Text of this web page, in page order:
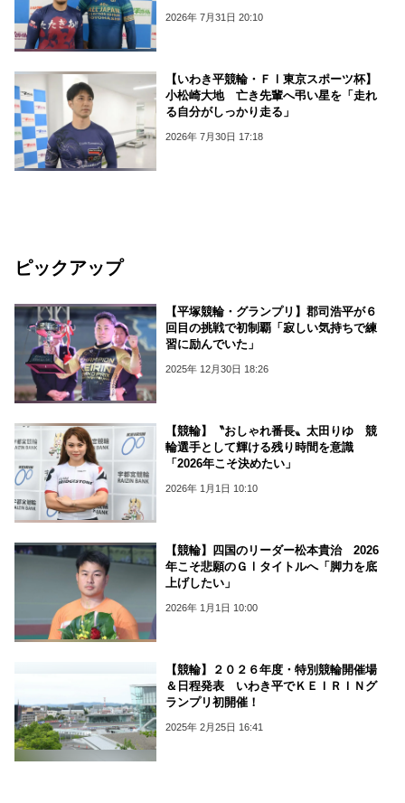
2026年 7月31日 20:10
【いわき平競輪・ＦⅠ東京スポーツ杯】
小松崎大地 亡き先輩へ弔い星を「走れ
る自分がしっかり走る」
2026年 7月30日 17:18
ピックアップ
【平塚競輪・グランプリ】郡司浩平が６
回目の挑戦で初制覇「寂しい気持ちで練
習に励んでいた」
2025年 12月30日 18:26
【競輪】〝おしゃれ番長〟太田りゆ 競
輪選手として輝ける残り時間を意識
「2026年こそ決めたい」
2026年 1月1日 10:10
【競輪】四国のリーダー松本貴治 2026
年こそ悲願のＧⅠタイトルへ「脚力を底
上げしたい」
2026年 1月1日 10:00
【競輪】２０２６年度・特別競輪開催場
＆日程発表 いわき平でＫＥＩＲＩＮグ
ランプリ初開催！
2025年 2月25日 16:41